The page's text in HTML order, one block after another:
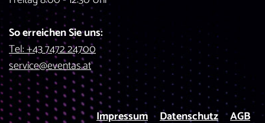
So erreichen Sie uns:
Tel: +43 7472 24700
service@eventas.at
Impressum Datenschutz AGB